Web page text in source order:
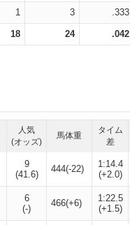
1 3 .333
18 24 .042
人気
(オッズ)
馬体重
タイム
差
9
(41.6)
444(-22)
1:14.4
(+2.0)
6
(-)
466(+6)
1:22.5
(+1.5)